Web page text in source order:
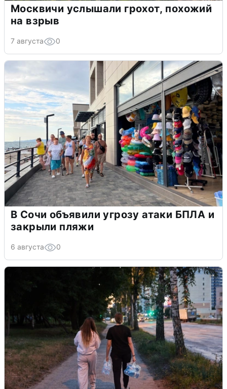
Москвичи услышали грохот, похожий
на взрыв
7 августа 0
В Сочи объявили угрозу атаки БПЛА и
закрыли пляжи
6 августа 0